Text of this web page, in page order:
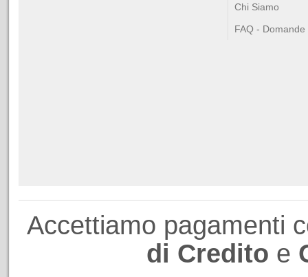
Chi Siamo
FAQ -
Accettiamo pagamenti
di Credito e